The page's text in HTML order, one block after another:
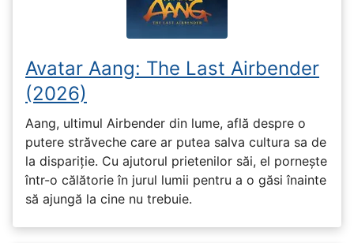
Avatar Aang: The Last Airbender
(2026)
Aang, ultimul Airbender din lume, află despre o
putere străveche care ar putea salva cultura sa de
la dispariție. Cu ajutorul prietenilor săi, el pornește
într-o călătorie în jurul lumii pentru a o găsi înainte
să ajungă la cine nu trebuie.